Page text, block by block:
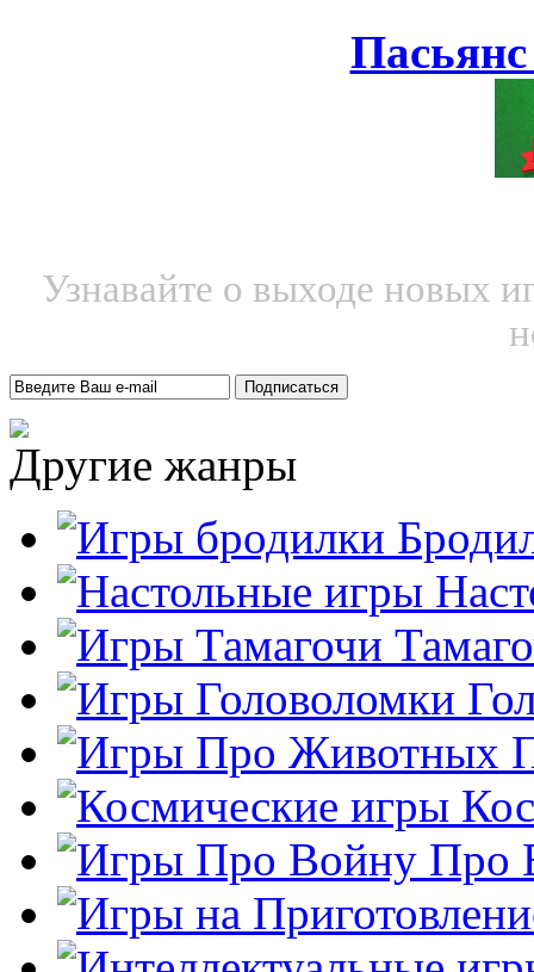
Узнавайте о выходе новых
Другие жанры
Про